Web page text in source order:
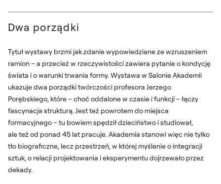
Dwa porządki
Tytuł wystawy brzmi jak zdanie wypowiedziane ze wzruszeniem
ramion – a przecież w rzeczywistości zawiera pytanie o kondycję
świata i o warunki trwania formy. Wystawa w Salonie Akademii
ukazuje dwa porządki twórczości profesora Jerzego
Porębskiego, które – choć oddalone w czasie i funkcji – łączy
fascynacja strukturą. Jest też powrotem do miejsca
formacyjnego – tu bowiem spędził dzieciństwo i studiował,
ale też od ponad 45 lat pracuje. Akademia stanowi więc nie tylko
tło biograficzne, lecz przestrzeń, w której myślenie o integracji
sztuk, o relacji projektowania i eksperymentu dojrzewało przez
dekady.